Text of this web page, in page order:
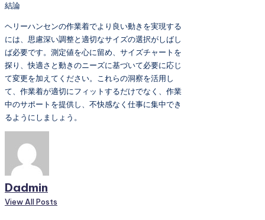
結論
ヘリーハンセンの作業着でより良い動きを実現する
には、思慮深い調整と適切なサイズの選択がしばし
ば必要です。測定値を心に留め、サイズチャートを
探り、快適さと動きのニーズに基づいて必要に応じ
て変更を加えてください。これらの洞察を活用し
て、作業着が適切にフィットするだけでなく、作業
中のサポートを提供し、不快感なく仕事に集中でき
るようにしましょう。
Dadmin
View All Posts